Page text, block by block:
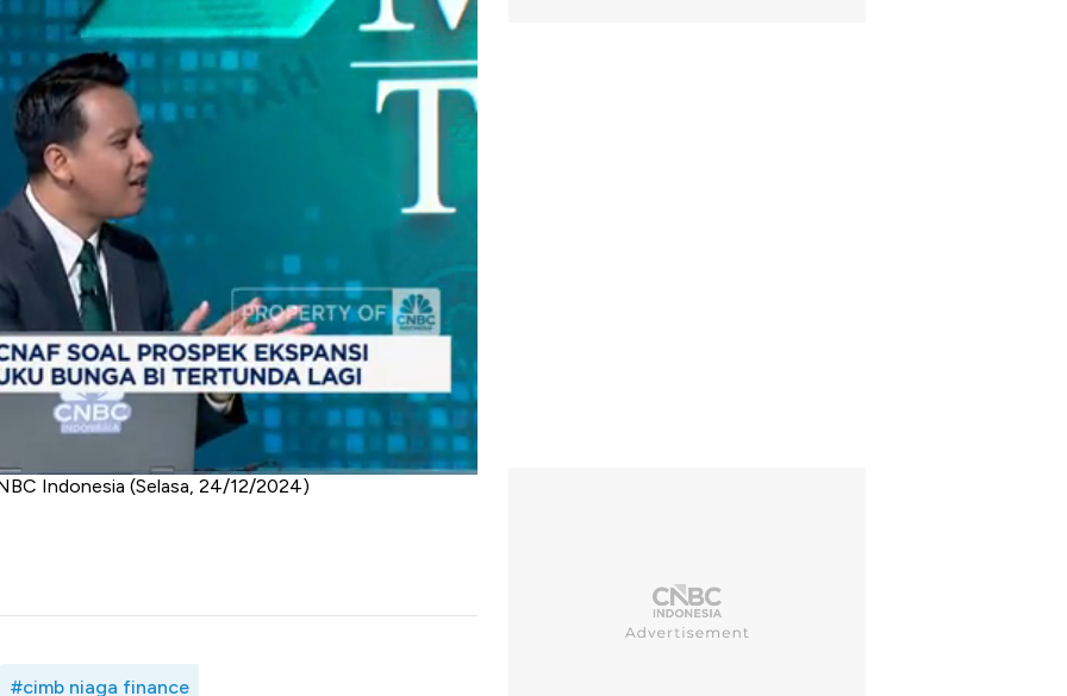
yang menahan level suku bunga acuan di 6%
Direktur CIMB Niaga Finance, Ristiawan Suherman
melemah di atas Rp 16.000 per Dolar AS menjadi alasan
suku bunga. Diproyeksi BI dapat memangkas
penurunan suku bunga The Fed dan saat Rupiah
menjadi harapan untuk mendapatkan biaya dana
peningkatan pembiayaan. Namun demikian tahun
PPN menjadi 12% karena dapat mempengaruhi
terhadap kebijakan suku bunga hingga PPN 12%?
dengan Presiden Direktur CIMB Niaga Finance,
Indonesia (Selasa, 24/12/2024)
#cimb niaga finance